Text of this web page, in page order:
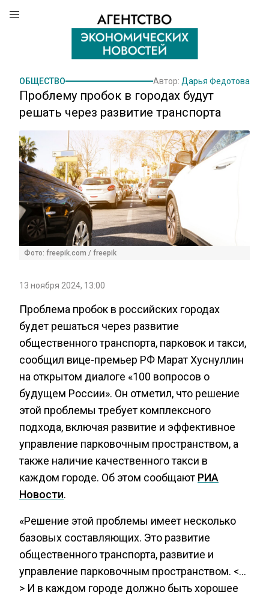
ОБЩЕСТВО Автор: Дарья Федотова
Проблему пробок в городах будут
решать через развитие транспорта
Фото: freepik.com / freepik
13 ноября 2024, 13:00
Проблема пробок в российских городах
будет решаться через развитие
общественного транспорта, парковок и такси,
сообщил вице-премьер РФ Марат Хуснуллин
на открытом диалоге «100 вопросов о
будущем России». Он отметил, что решение
этой проблемы требует комплексного
подхода, включая развитие и эффективное
управление парковочным пространством, а
также наличие качественного такси в
каждом городе. Об этом сообщают РИА
Новости.
«Решение этой проблемы имеет несколько
базовых составляющих. Это развитие
общественного транспорта, развитие и
управление парковочным пространством. <…
> И в каждом городе должно быть хорошее